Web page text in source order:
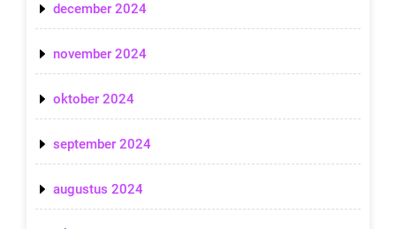
december 2024
november 2024
oktober 2024
september 2024
augustus 2024